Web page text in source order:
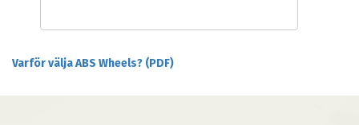
Varför välja ABS Wheels? (PDF)